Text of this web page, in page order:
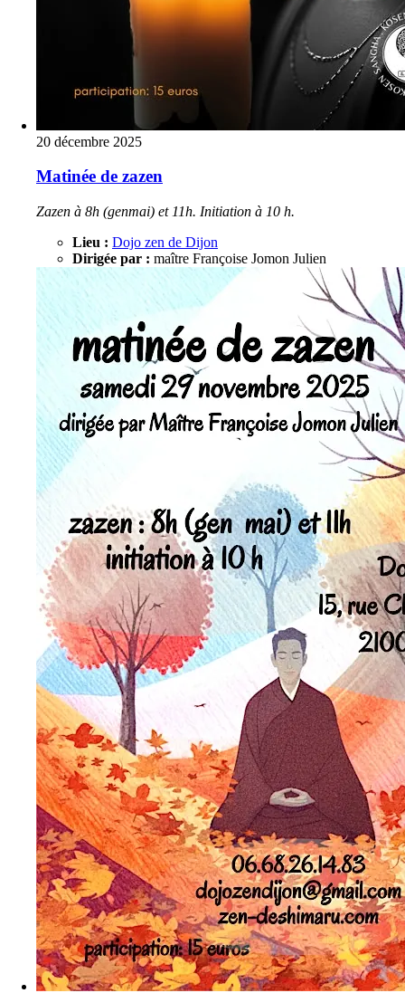
20 décembre 2025
Matinée de zazen
Zazen à 8h (genmai) et 11h. Initiation à 10 h.
Lieu : Dojo zen de Dijon
Dirigée par : maître Françoise Jomon Julien